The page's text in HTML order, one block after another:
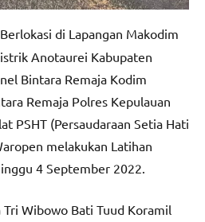
Berlokasi di Lapangan Makodim
Anotaurei Kabupaten
Bintara Remaja Kodim
Remaja Polres Kepulauan
PSHT (Persaudaraan Setia Hati
melakukan Latihan
4 September 2022.
Wibowo Bati Tuud Koramil